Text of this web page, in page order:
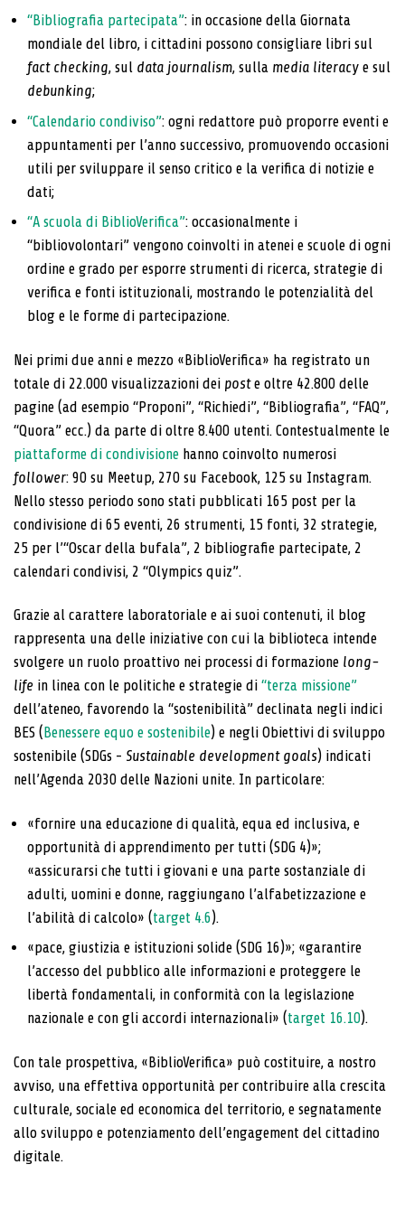
“Bibliografia partecipata”: in occasione della Giornata
mondiale del libro, i cittadini possono consigliare libri sul
fact checking, sul data journalism, sulla media literacy e sul
debunking;
“Calendario condiviso”: ogni redattore può proporre eventi e
appuntamenti per l’anno successivo, promuovendo occasioni
utili per sviluppare il senso critico e la verifica di notizie e
dati;
“A scuola di BiblioVerifica”: occasionalmente i
“bibliovolontari” vengono coinvolti in atenei e scuole di ogni
ordine e grado per esporre strumenti di ricerca, strategie di
verifica e fonti istituzionali, mostrando le potenzialità del
blog e le forme di partecipazione.
Nei primi due anni e mezzo «BiblioVerifica» ha registrato un
totale di 22.000 visualizzazioni dei poste oltre 42.800 delle
pagine (ad esempio “Proponi”, “Richiedi”, “Bibliografia”, “FAQ”,
“Quora” ecc.) da parte di oltre 8.400 utenti. Contestualmente le
piattaforme di condivisione hanno coinvolto numerosi
follower: 90 su Meetup, 270 su Facebook, 125 su Instagram.
Nello stesso periodo sono stati pubblicati 165 post per la
condivisione di 65 eventi, 26 strumenti, 15 fonti, 32 strategie,
25 per l’“Oscar della bufala”, 2 bibliografie partecipate, 2
calendari condivisi, 2 “Olympics quiz”.
Grazie al carattere laboratoriale e ai suoi contenuti, il blog
rappresenta una delle iniziative con cui la biblioteca intende
svolgere un ruolo proattivo nei processi di formazione long-
life in linea con le politiche e strategie di “terza missione”
dell’ateneo, favorendo la “sostenibilità” declinata negli indici
BES ( Benessere equo e sostenibile) e negli Obiettivi di sviluppo
sostenibile (SDGs - Sustainable development goals) indicati
nell’Agenda 2030 delle Nazioni unite. In particolare:
«fornire una educazione di qualità, equa ed inclusiva, e
opportunità di apprendimento per tutti (SDG 4)»;
«assicurarsi che tutti i giovani e una parte sostanziale di
adulti, uomini e donne, raggiungano l’alfabetizzazione e
l’abilità di calcolo» (target 4.6).
«pace, giustizia e istituzioni solide (SDG 16)»; «garantire
l’accesso del pubblico alle informazioni e proteggere le
libertà fondamentali, in conformità con la legislazione
nazionale e con gli accordi internazionali» (target 16.10).
Con tale prospettiva, «BiblioVerifica» può costituire, a nostro
avviso, una effettiva opportunità per contribuire alla crescita
culturale, sociale ed economica del territorio, e segnatamente
allo sviluppo e potenziamento dell’engagement del cittadino
digitale.